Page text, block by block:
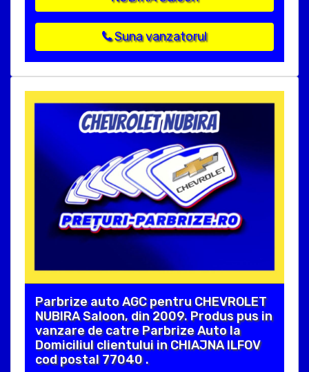
Suna vanzatorul
Parbrize auto AGC pentru CHEVROLET
NUBIRA Saloon, din 2009. Produs pus in
vanzare de catre Parbrize Auto la
Domiciliul clientului in CHIAJNA ILFOV
cod postal 77040 .